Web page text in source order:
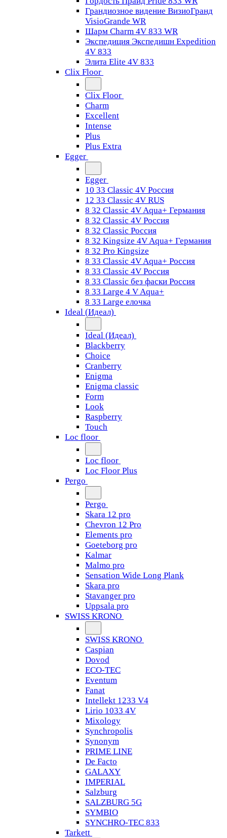
Грандиозное видение ВизиоГранд
VisioGrande WR
Шарм Charm 4V 833 WR
Экспедиция Экспедишн Expedition
4V 833
Элита Elite 4V 833
Clix Floor
Clix Floor
Charm
Excellent
Intense
Plus
Plus Extra
Egger
Egger
10 33 Classic 4V Россия
12 33 Classic 4V RUS
8 32 Classic 4V Aqua+ Германия
8 32 Classic 4V Россия
8 32 Classic Россия
8 32 Kingsize 4V Aqua+ Германия
8 32 Pro Kingsize
8 33 Classic 4V Aqua+ Россия
8 33 Classic 4V Россия
8 33 Classic без фаски Россия
8 33 Large 4 V Aqua+
8 33 Large елочка
Ideal (Идеал)
Ideal (Идеал)
Blackberry
Choice
Cranberry
Enigma
Enigma classic
Form
Look
Raspberry
Touch
Loc floor
Loc floor
Loc Floor Plus
Pergo
Pergo
Skara 12 pro
Chevron 12 Pro
Elements pro
Goeteborg pro
Kalmar
Malmo pro
Sensation Wide Long Plank
Skara pro
Stavanger pro
Uppsala pro
SWISS KRONO
SWISS KRONO
Caspian
Dovod
ECO-TEC
Eventum
Fanat
Intellekt 1233 V4
Lirio 1033 4V
Mixology
Synchropolis
Synonym
PRIME LINE
De Facto
GALAXY
IMPERIAL
Salzburg
SALZBURG 5G
SYMBIO
SYNCHRO-TEC 833
Tarkett